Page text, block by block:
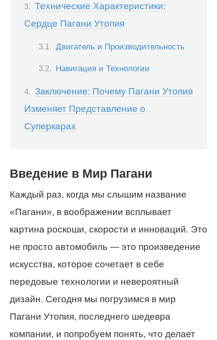
Технические Характеристики:
Сердце Пагани Утопия
Двигатель и Производительность
Навигация и Технологии
Заключение: Почему Пагани Утопия
Изменяет Представление о
Суперкарах
Введение в Мир Пагани
Каждый раз, когда мы слышим название
«Пагани», в воображении всплывает
картина роскоши, скорости и инноваций. Это
не просто автомобиль — это произведение
искусства, которое сочетает в себе
передовые технологии и невероятный
дизайн. Сегодня мы погрузимся в мир
Пагани Утопия, последнего шедевра
компании, и попробуем понять, что делает